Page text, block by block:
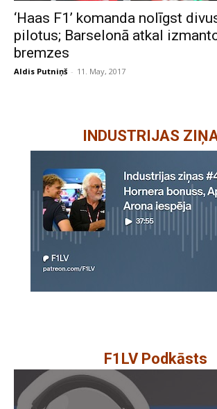
‘Haas F1’ komanda nolīgst
pilotus; Barselonā atkal
bremzes
Aldis Putniņš - 11. May, 2017
INDUSTRIJAS
F1LV Podkāsts